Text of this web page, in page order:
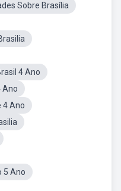
Sobre Brasília
4 Ano
Ano
4 Ano
5 Ano